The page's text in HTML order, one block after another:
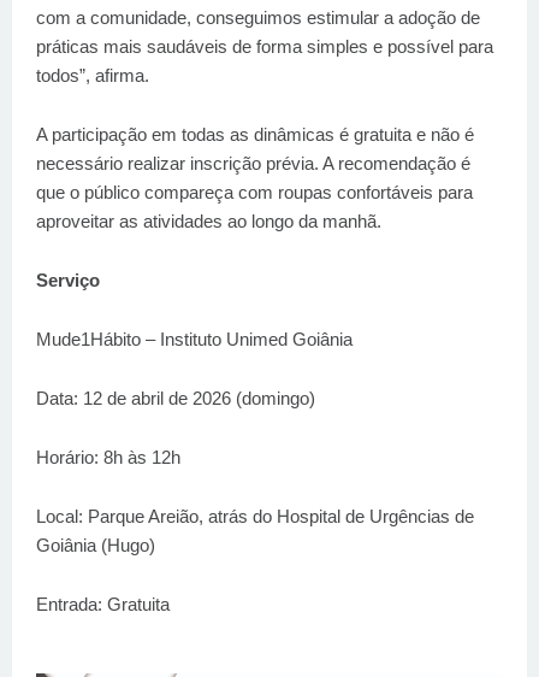
com a comunidade, conseguimos estimular a adoção de
práticas mais saudáveis de forma simples e possível para
todos”, afirma.
A participação em todas as dinâmicas é gratuita e não é
necessário realizar inscrição prévia. A recomendação é
que o público compareça com roupas confortáveis para
aproveitar as atividades ao longo da manhã.
Serviço
Mude1Hábito – Instituto Unimed Goiânia
Data: 12 de abril de 2026 (domingo)
Horário: 8h às 12h
Local: Parque Areião, atrás do Hospital de Urgências de
Goiânia (Hugo)
Entrada: Gratuita